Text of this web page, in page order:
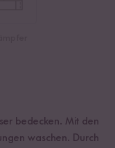
bedecken. Mit den
waschen. Durch